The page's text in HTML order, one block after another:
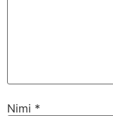
Nimi *